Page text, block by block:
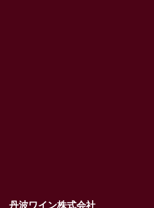
丹波ワイン株式会社